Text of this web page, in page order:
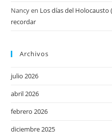
Nancyen Los días del
recordar
Archivos
julio 2026
abril 2026
febrero 2026
diciembre 2025